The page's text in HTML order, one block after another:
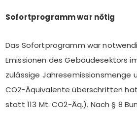
Sofortprogramm war nötig
Das Sofortprogramm war
Emissionen des Gebäudesektors
zulässige Jahresemissionsmenge
CO2-Äquivalente überschritten
statt 113 Mt. CO2-Äq.). Nach § 8